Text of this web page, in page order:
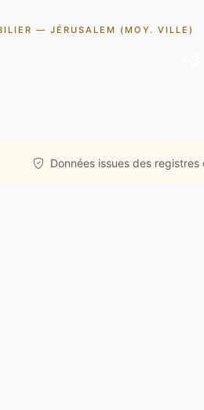
— JÉRUSALEM (MOY. VILLE)
Données issues des